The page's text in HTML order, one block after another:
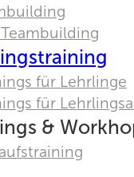
Teambuilding
für Lehrlinge
für
&